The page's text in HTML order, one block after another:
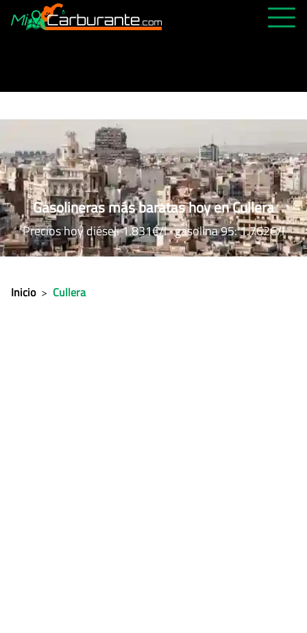
ABIERTAS 24H
ÚLTIMAS MATRÍCULAS
FAVORITAS
Gasolineras más baratas hoy en Cullera
Precios hoy diésel: 1.831€/l · gasolina 95: 1.762€/l
Inicio > Cullera